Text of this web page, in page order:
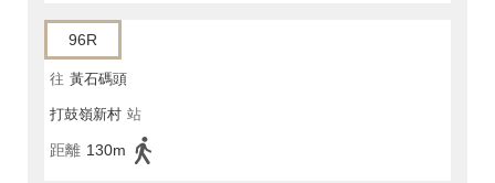
96R
往 黃石碼頭
打鼓嶺新村 站
距離 130m